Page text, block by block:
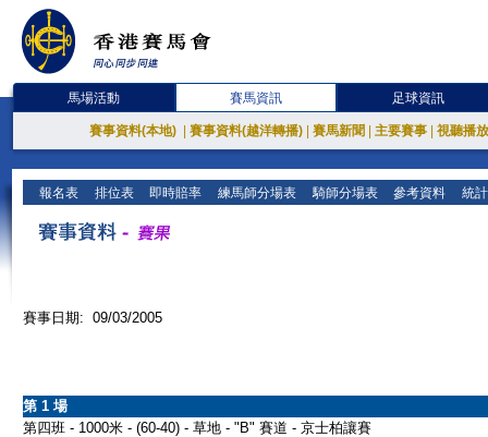
馬場活動 賽馬資訊 足球資訊
賽事資料(本地) 賽事資料(越洋轉播) 賽馬新聞 主要賽事 視聽播
報名表 排位表 即時賠率 練馬師分場表 騎師分場表 參考資料 統
賽事日期: 09/03/2005
第 1 場
第四班 - 1000米 - (60-40) - 草地 - "B" 賽道 - 京士柏讓賽